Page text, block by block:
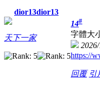
dior13dior13
天下一家
14#
字體大
https://
回覆 引